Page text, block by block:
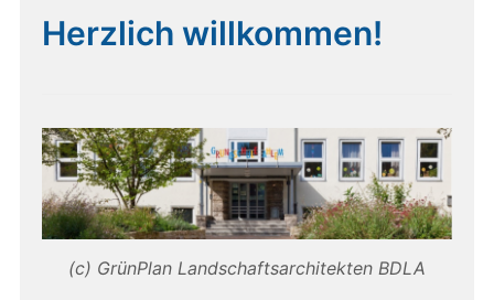
Herzlich willkommen!
(c) GrünPlan Landschaftsarchitekten BDLA